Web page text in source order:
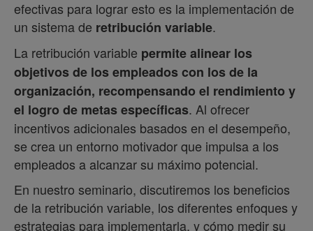
efectivas para lograr esto es la implementación de
un sistema de retribución variable.
La retribución variable permite alinear los
objetivos de los empleados con los de la
organización, recompensando el rendimiento y
el logro de metas específicas. Al ofrecer
incentivos adicionales basados en el desempeño,
se crea un entorno motivador que impulsa a los
empleados a alcanzar su máximo potencial.
En nuestro seminario, discutiremos los beneficios
de la retribución variable, los diferentes enfoques y
estrategias para implementarla, y cómo medir su